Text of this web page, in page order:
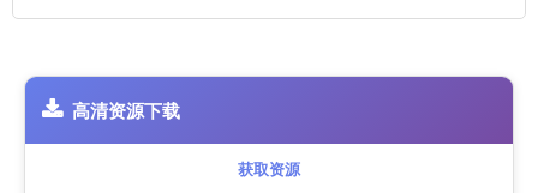
高清资源下载
获取资源